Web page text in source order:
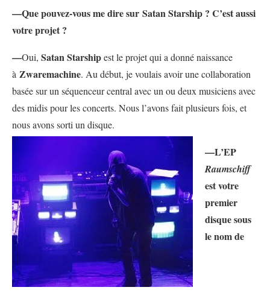
—Que pouvez-vous me dire sur Satan Starship ? C’est aussi
votre projet ?
—Oui, Satan Starshipest le projet qui a donné naissance
à Zwaremachine. Au début, je voulais avoir une collaboration
basée sur un séquenceur central avec un ou deux musiciens avec
des midis pour les concerts. Nous l’avons fait plusieurs fois, et
nous avons sorti un disque.
—L’EP
Raumschiff
est votre
premier
disque sous
le nom de